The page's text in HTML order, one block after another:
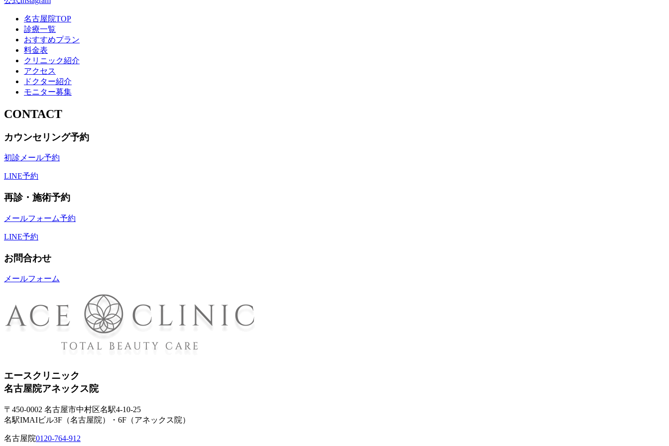
名古屋院TOP
診療一覧
おすすめプラン
料金表
クリニック紹介
アクセス
ドクター紹介
モニター募集
CONTACT
カウンセリング予約
初診メール予約
LINE予約
再診・施術予約
メールフォーム予約
LINE予約
お問合わせ
メールフォーム
エースクリニック
名古屋院アネックス院
〒450-0002 名古屋市中村区名駅4-10-25
名駅IMAIビル3F（名古屋院）・6F（アネックス院）
名古屋院0120-764-912